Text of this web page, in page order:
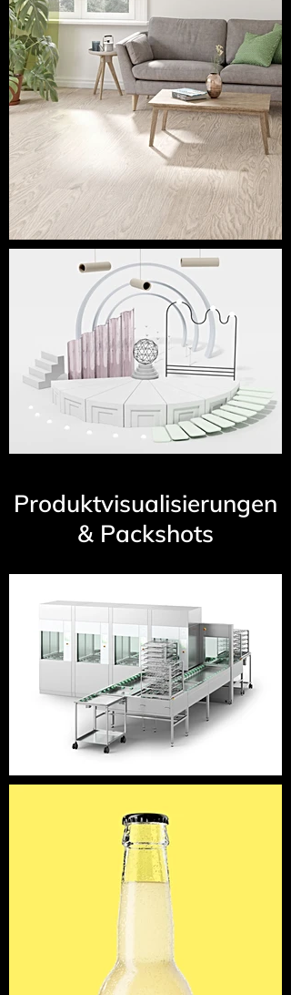
Produktvisualisierungen
& Packshots